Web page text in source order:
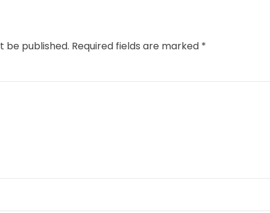
be published. Required fields are marked *